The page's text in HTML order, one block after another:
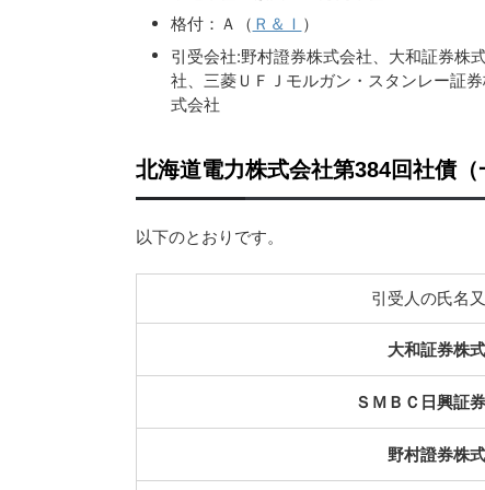
格付：Ａ（ Ｒ＆Ｉ ）
引受会社:野村證券株式会社、大和証券株
社、三菱ＵＦＪモルガン・スタンレー証
式会社
北海道電力株式会社第384回社債
以下のとおりです。
引受人の氏名
大和証券株
ＳＭＢＣ日興証
野村證券株